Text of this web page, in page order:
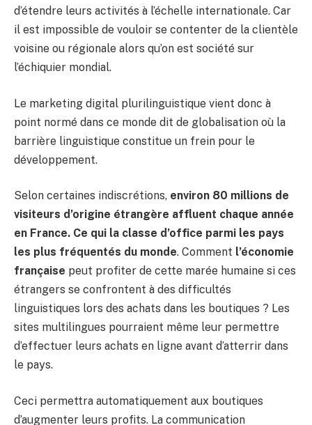
d’étendre leurs activités à l’échelle internationale. Car
il est impossible de vouloir se contenter de la clientèle
voisine ou régionale alors qu’on est société sur
l’échiquier mondial.
Le marketing digital plurilinguistique vient donc à
point normé dans ce monde dit de globalisation où la
barrière linguistique constitue un frein pour le
développement.
Selon certaines indiscrétions, environ 80 millions de
visiteurs d’origine étrangère affluent chaque année
en France. Ce qui la classe d’office parmi les pays
les plus fréquentés du monde. Comment l’économie
française peut profiter de cette marée humaine si ces
étrangers se confrontent à des difficultés
linguistiques lors des achats dans les boutiques ? Les
sites multilingues pourraient même leur permettre
d’effectuer leurs achats en ligne avant d’atterrir dans
le pays.
Ceci permettra automatiquement aux boutiques
d’augmenter leurs profits. La communication